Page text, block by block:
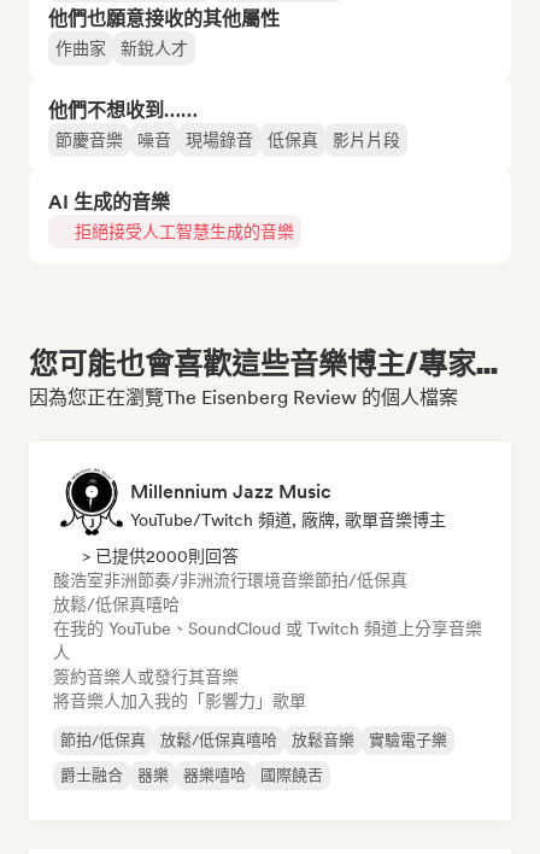
他們也願意接收的其他屬性
作曲家 新銳人才
他們不想收到……
節慶音樂 噪音 現場錄音 低保真 影片片段
AI 生成的音樂
拒絕接受人工智慧生成的音樂
您可能也會喜歡這些音樂博主/專家...
因為您正在瀏覽The Eisenberg Review 的個人檔案
Millennium Jazz Music
YouTube/Twitch 頻道, 廠牌, 歌單音樂博主
> 已提供2000則回答
酸浩室非洲節奏/非洲流行環境音樂節拍/低保真
放鬆/低保真嘻哈
在我的 YouTube、SoundCloud 或 Twitch 頻道上分享音樂
人
簽約音樂人或發行其音樂
將音樂人加入我的「影響力」歌單
節拍/低保真 放鬆/低保真嘻哈 放鬆音樂
實驗電子樂
爵士融合
器樂 器樂嘻哈 國際饒舌